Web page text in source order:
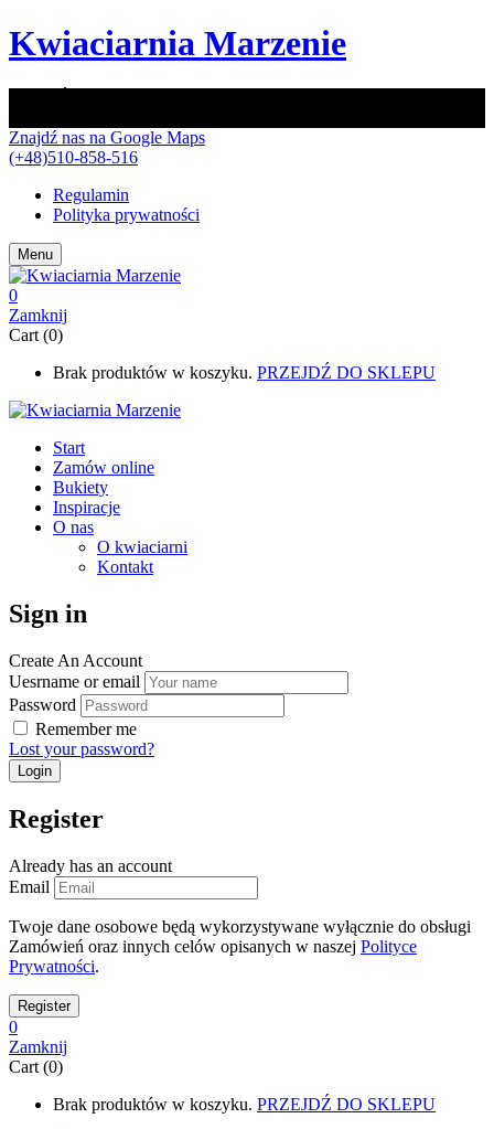
Kwiaciarnia Marzenie
Znajdź nas na Google Maps
(+48)510-858-516
Regulamin
Polityka prywatności
Menu
0
Zamknij
Cart (0)
Brak produktów w koszyku. PRZEJDŹ DO SKLEPU
Start
Zamów online
Bukiety
Inspiracje
O nas
O kwiaciarni
Kontakt
Sign in
Create An Account
Uesrname or email
Password
Remember me
Lost your password?
Register
Already has an account
Email
Twoje dane osobowe będą wykorzystywane wyłącznie do obsługi
Zamówień oraz innych celów opisanych w naszej Polityce
Prywatności.
0
Zamknij
Cart (0)
Brak produktów w koszyku. PRZEJDŹ DO SKLEPU